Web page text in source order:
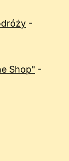
-
Shop" -